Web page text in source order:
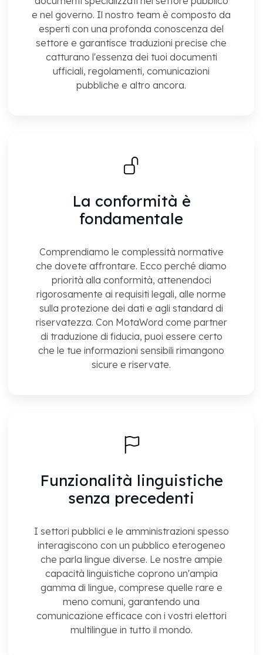
e nel governo. Il nostro team è composto da
esperti con una profonda conoscenza del
settore e garantisce traduzioni precise che
catturano l'essenza dei tuoi documenti
ufficiali, regolamenti, comunicazioni
pubbliche e altro ancora.
La conformità è
fondamentale
Comprendiamo le complessità normative
che dovete affrontare. Ecco perché diamo
priorità alla conformità, attenendoci
rigorosamente ai requisiti legali, alle norme
sulla protezione dei dati e agli standard di
riservatezza. Con MotaWord come partner
di traduzione di fiducia, puoi essere certo
che le tue informazioni sensibili rimangono
sicure e riservate.
Funzionalità linguistiche
senza precedenti
I settori pubblici e le amministrazioni spesso
interagiscono con un pubblico eterogeneo
che parla lingue diverse. Le nostre ampie
capacità linguistiche coprono un'ampia
gamma di lingue, comprese quelle rare e
meno comuni, garantendo una
comunicazione efficace con i vostri elettori
multilingue in tutto il mondo.